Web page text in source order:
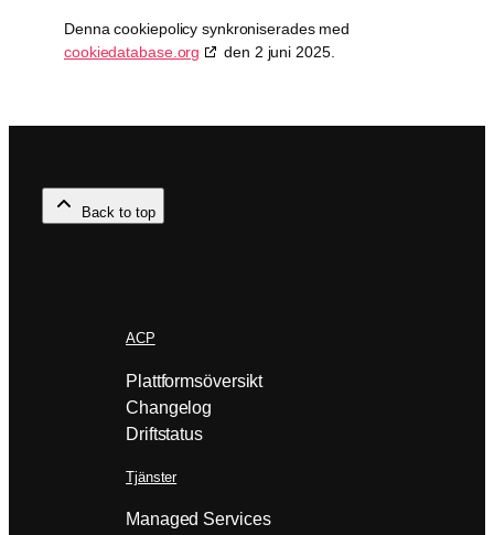
Denna cookiepolicy synkroniserades med
cookiedatabase.org
den 2 juni 2025.
Back to top
ACP
Plattformsöversikt
Changelog
Driftstatus
Tjänster
Managed Services